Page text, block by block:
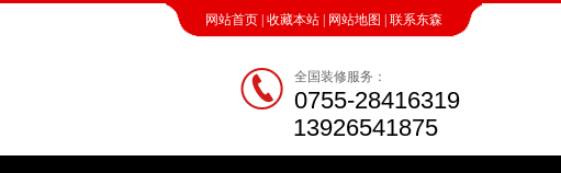
网站首页 收藏本站 网站地图 联系东森
全国装修服务：
0755-28416319
13926541875